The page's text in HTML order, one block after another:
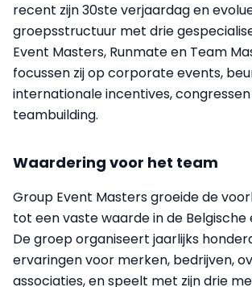
recent zijn 30ste verjaardag en
groepsstructuur met drie
Event Masters, Runmate en Team
focussen zij op corporate events,
internationale incentives,
teambuilding.
Waardering voor het team
Group Event Masters groeide de
tot een vaste waarde in de
De groep organiseert jaarlijks
ervaringen voor merken, bedrijven,
associaties, en speelt met zijn drie